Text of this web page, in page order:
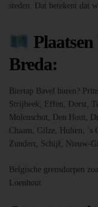
steden. Dat betekent dat
Breda:
Biertap Bavel huren?
Strijbeek, Effen, Dorst,
Molenschot, Den Hout,
Chaam, Gilze, Hulten, ’s
Zundert, Schijf, Nieuw-
Belgische grensdorpen
Loenhout